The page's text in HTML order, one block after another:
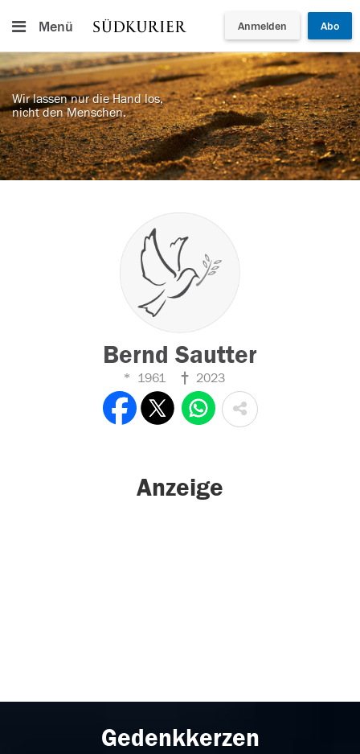
Menü Anmelden Abo
Wir lassen nur die Hand los,
nicht den Menschen.
Bernd Sautter
1961 2023
Anzeige
Gedenkkerzen